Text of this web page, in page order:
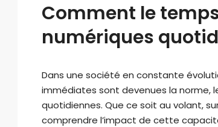
Comment le
numériques
Dans une société en constante
immédiates sont devenues la norme,
quotidiennes. Que ce soit au volant,
comprendre l’impact de cette